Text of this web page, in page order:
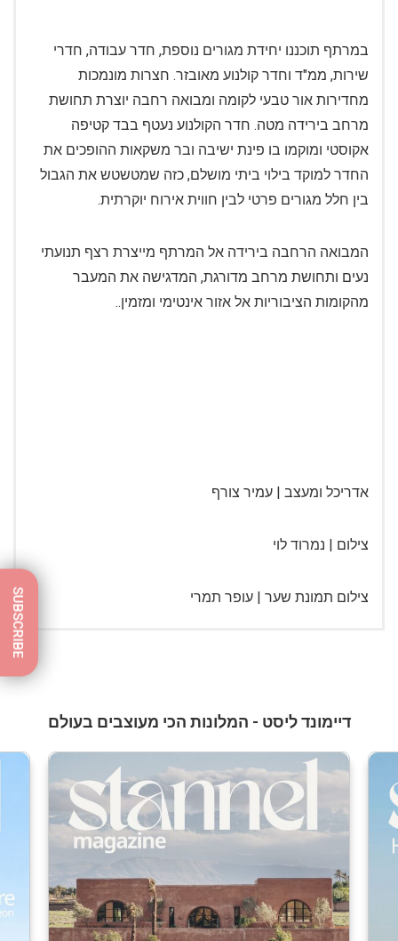
במרתף תוכננו יחידת מגורים נוספת, חדר עבודה, חדרי
שירות, ממ"ד וחדר קולנוע מאובזר. חצרות מונמכות
מחדירות אור טבעי לקומה ומבואה רחבה יוצרת תחושת
מרחב בירידה מטה. חדר הקולנוע נעטף בבד קטיפה
אקוסטי ומוקמו בו פינת ישיבה ובר משקאות ההופכים את
החדר למוקד בילוי ביתי מושלם, כזה שמטשטש את הגבול
בין חלל מגורים פרטי לבין חווית אירוח יוקרתית.
המבואה הרחבה בירידה אל המרתף מייצרת רצף תנועתי
נעים ותחושת מרחב מדורגת, המדגישה את המעבר
מהקומות הציבוריות אל אזור אינטימי ומזמין..
אדריכל ומעצב | עמיר צורף
צילום | נמרוד לוי
צילום תמונת שער | עופר תמרי
דיימונד ליסט - המלונות הכי מעוצבים בעולם
SUBSCRIBE